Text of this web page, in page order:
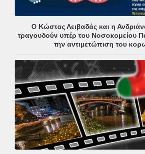
Ο Κώστας Λειβαδάς και η
τραγουδούν υπέρ του Νοσοκομείου
την αντιμετώπιση του